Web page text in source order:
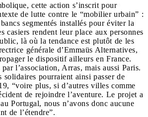
cette action s’inscrit pour
de lutte contre le “mobilier urbain” :
segmentés installés pour éviter la
casiers rendent leur place aux personnes
là où la tendance est plutôt de les
générale d’Emmaüs Alternatives,
le dispositif ailleurs en France.
l’association, Arras, mais aussi Paris.
solidaires pourraient ainsi passer de
“voire plus, si d’autres villes comme
de rejoindre l’aventure. Le projet a
Portugal, nous n’avons donc aucune
de l’étendre”.